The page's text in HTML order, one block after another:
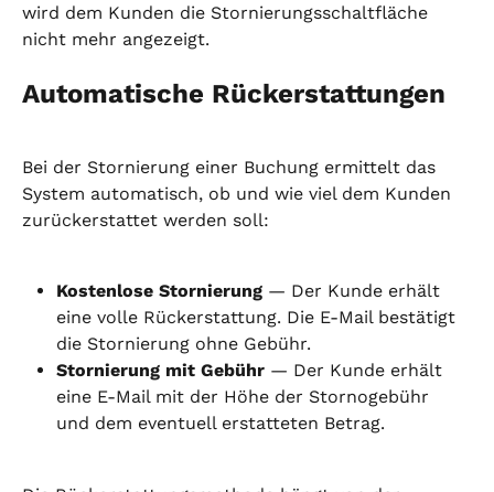
wird dem Kunden die Stornierungsschaltfläche
nicht mehr angezeigt.
Automatische Rückerstattungen
Bei der Stornierung einer Buchung ermittelt das
System automatisch, ob und wie viel dem Kunden
zurückerstattet werden soll:
Kostenlose Stornierung — Der Kunde erhält
eine volle Rückerstattung. Die E-Mail bestätigt
die Stornierung ohne Gebühr.
Stornierung mit Gebühr — Der Kunde erhält
eine E-Mail mit der Höhe der Stornogebühr
und dem eventuell erstatteten Betrag.